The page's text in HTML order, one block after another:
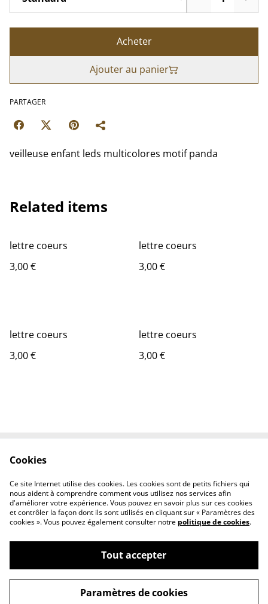
Acheter
Ajouter au panier
PARTAGER
veilleuse enfant leds multicolores motif panda
Related items
lettre coeurs
3,00 €
lettre coeurs
3,00 €
lettre coeurs
3,00 €
lettre coeurs
3,00 €
Politique de
confidentialité
Politique de cookies
©2026Tout Qu'en Bois
powered by
Cookies
Ce site Internet utilise des cookies. Les cookies sont de petits fichiers qui
nous aident à comprendre comment vous utilisez nos services afin
d'améliorer votre expérience. Vous pouvez en savoir plus sur ces cookies
et contrôler la façon dont ils sont utilisés en cliquant sur « Paramètres des
cookies ». Vous pouvez également consulter notre politique de cookies.
Tout accepter
Paramètres de cookies